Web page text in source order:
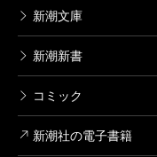
新潮文庫
新潮新書
コミック
新潮社の電子書籍